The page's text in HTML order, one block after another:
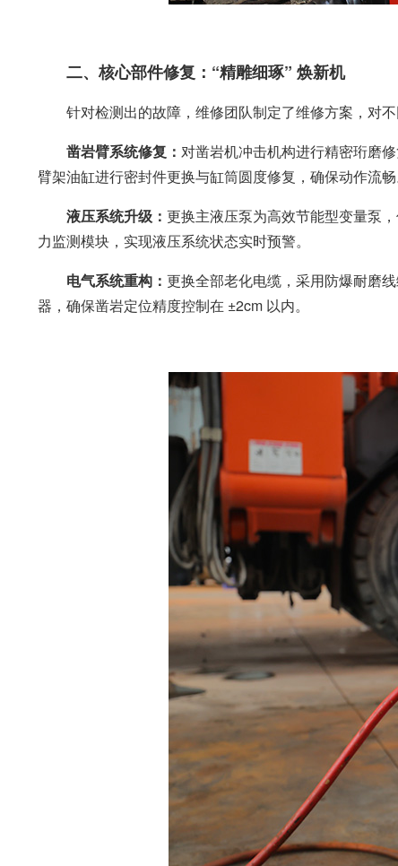
二、核心部件修复：“精雕细琢” 焕新机
针对检测出的故障，维修团队制定了维修方案，对
凿岩臂系统修复： 对凿岩机冲击机构进行精密珩磨
臂架油缸进行密封件更换与缸筒圆度修复，确保动作流畅
液压系统升级： 更换主液压泵为高效节能型变量泵
力监测模块，实现液压系统状态实时预警。
电气系统重构： 更换全部老化电缆，采用防爆耐磨
器，确保凿岩定位精度控制在 ±2cm 以内。